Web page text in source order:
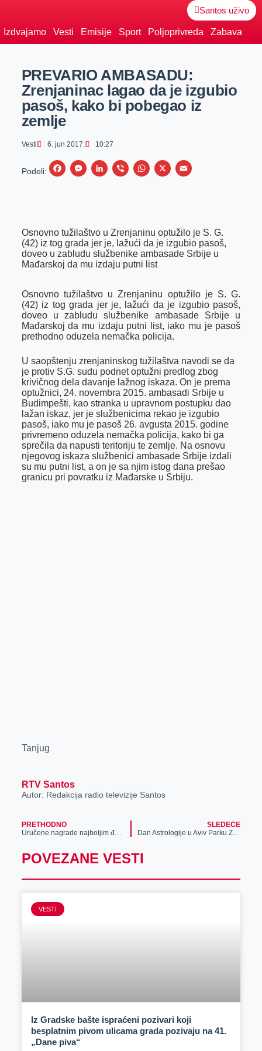
Santos uživo
Izdvajamo Vesti Emisije Sport Poljoprivreda Zabava
PREVARIO AMBASADU:
Zrenjaninac lagao da je izgubio
pasoš, kako bi pobegao iz
zemlje
Vesti 6. jun 2017. 10:27
Podeli:
F
b
o
o
M
e
n
g
r
L
e
d
I
V
r
W
s
A
p
X
E
l
Osnovno tužilaštvo u Zrenjaninu optužilo je S. G.
(42) iz tog grada jer je, lažući da je izgubio pasoš,
doveo u zabludu službenike ambasade Srbije u
Mađarskoj da mu izdaju putni list
Osnovno tužilaštvo u Zrenjaninu optužilo je S. G.
(42) iz tog grada jer je, lažući da je izgubio pasoš,
doveo u zabludu službenike ambasade Srbije u
Mađarskoj da mu izdaju putni list, iako mu je pasoš
prethodno oduzela nemačka policija.
U saopštenju zrenjaninskog tužilaštva navodi se da
je protiv S.G. sudu podnet optužni predlog zbog
krivičnog dela davanje lažnog iskaza. On je prema
optužnici, 24. novembra 2015. ambasadi Srbije u
Budimpešti, kao stranka u upravnom postupku dao
lažan iskaz, jer je službenicima rekao je izgubio
pasoš, iako mu je pasoš 26. avgusta 2015. godine
privremeno oduzela nemačka policija, kako bi ga
sprečila da napusti teritoriju te zemlje. Na osnovu
njegovog iskaza službenici ambasade Srbije izdali
su mu putni list, a on je sa njim istog dana prešao
granicu pri povratku iz Mađarske u Srbiju.
Tanjug
RTV Santos
Autor: Redakcija radio televizije Santos
PRETHODNO
Uručene nagrade najboljim đacima opštine Žitište
SLEDEĆE
Dan Astrologije u Aviv Parku Zrenjanin!
POVEZANE VESTI
VESTI
Iz Gradske bašte ispraćeni pozivari koji
besplatnim pivom ulicama grada pozivaju na 41.
„Dane piva“